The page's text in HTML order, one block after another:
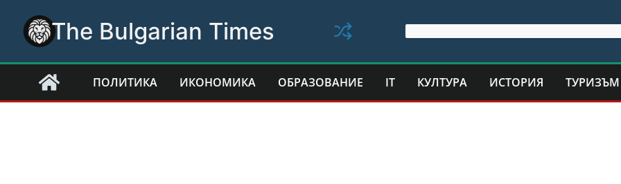
content
The Bulgarian Times
ПОЛИТИКА ИКОНОМИКА ОБРАЗОВАНИЕ IT КУЛТУРА ИСТОРИЯ ТУРИЗЪМ